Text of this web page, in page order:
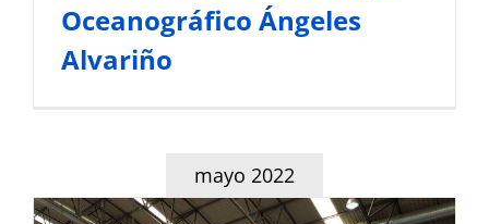
Oceanográfico Ángeles
Alvariño
mayo 2022